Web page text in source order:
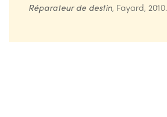
Réparateur de destin, Fayard, 2010.